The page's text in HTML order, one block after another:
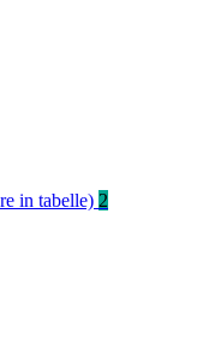
in tabelle) 2